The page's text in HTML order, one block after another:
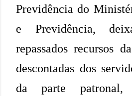
Previdência do
e Previdência,
repassados recursos
descontadas dos
da parte patronal,